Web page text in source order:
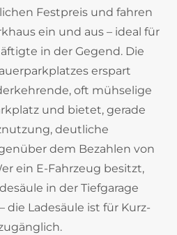
Festpreis und fahren
ein und aus – ideal für
in der Gegend. Die
erspart
oft mühselige
und bietet, gerade
deutliche
dem Bezahlen von
ein E-Fahrzeug besitzt,
in der Tiefgarage
die Ladesäule ist für Kurz-